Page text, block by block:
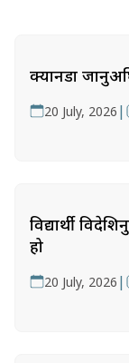
क्यानडा
20 July, 2026 |
विद्यार्थी
हो
20 July, 2026 |